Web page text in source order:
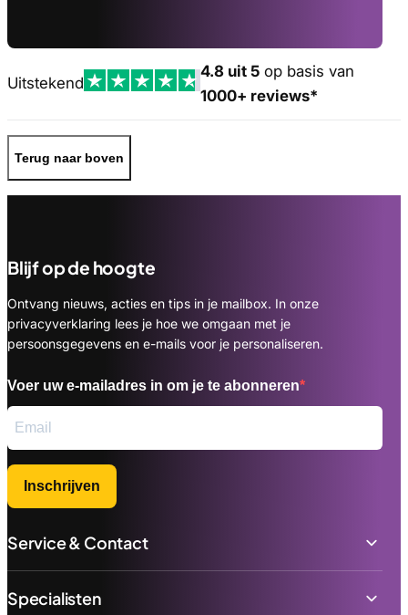
Uitstekend
4.8 uit 5 op basis van
1000+ reviews*
Terug naar boven
Blijf op de hoogte
Ontvang nieuws, acties en tips in je mailbox. In onze
privacyverklaring lees je hoe we omgaan met je
persoonsgegevens en e-mails voor je personaliseren.
Voer uw e-mailadres in om je te abonneren
Inschrijven
Service & Contact
Specialisten